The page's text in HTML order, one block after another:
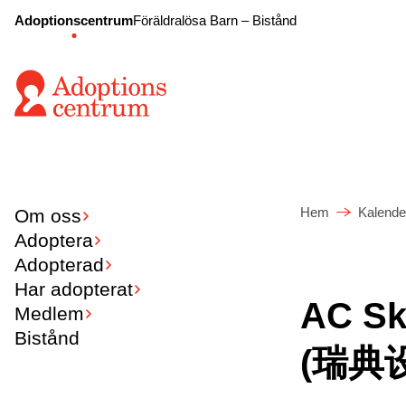
AdoptionscentrumFöräldralösa Barn – Bistånd
Om oss
Adoptera
Adopterad
Har adopterat
Medlem
Bistånd
Hem
AC
(瑞典